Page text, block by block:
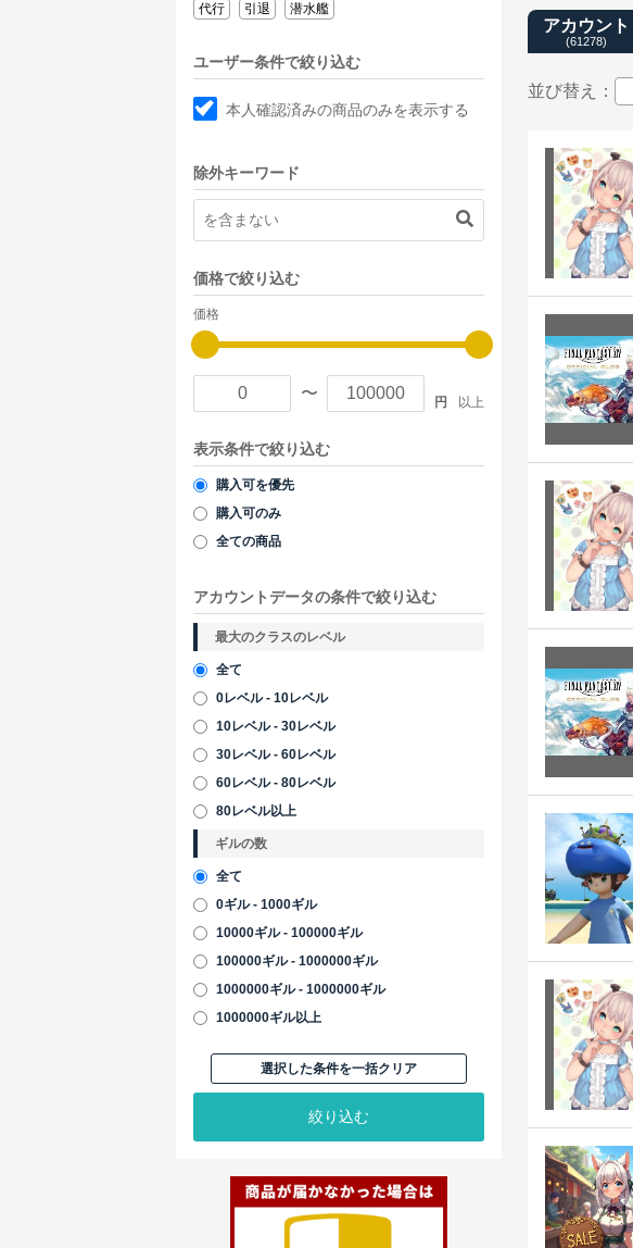
代行 引退 潜水艦
ユーザー条件で絞り込む
本人確認済みの商品のみを表示する
除外キーワード
価格で絞り込む
価格
〜 円 以上
表示条件で絞り込む
購入可を優先
購入可のみ
全ての商品
アカウントデータの条件で絞り込む
最大のクラスのレベル
全て
0レベル - 10レベル
10レベル - 30レベル
30レベル - 60レベル
60レベル - 80レベル
80レベル以上
ギルの数
全て
0ギル - 1000ギル
10000ギル - 100000ギル
100000ギル - 1000000ギル
1000000ギル - 1000000ギル
1000000ギル以上
選択した条件を一括クリア
絞り込む
アカウント
(61278)
並び替え：